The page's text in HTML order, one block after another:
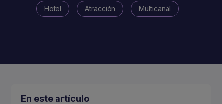
Hotel Atracción Multicanal
En este artículo